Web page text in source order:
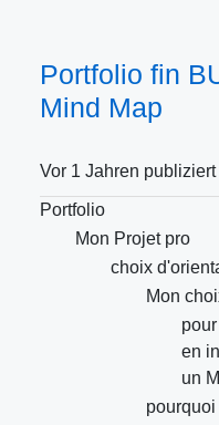
Portfolio fin
Mind Map
Vor 1 Jahren publiziert
Portfolio
Mon Projet pro
choix
Mon
en
un